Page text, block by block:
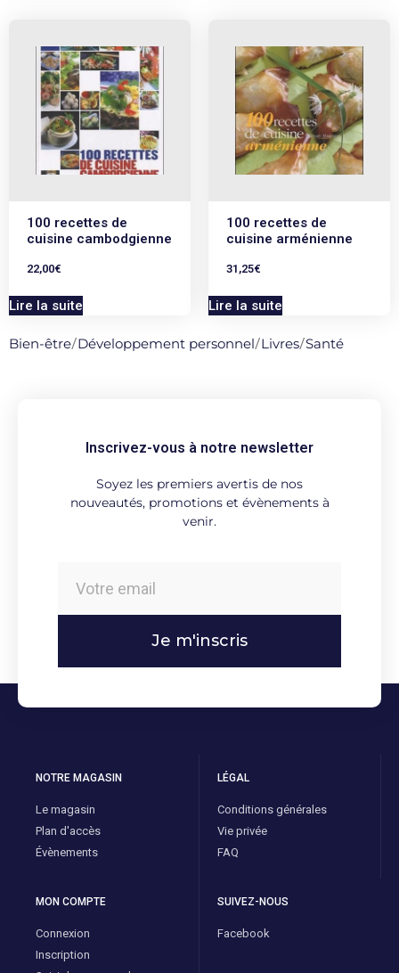
100 recettes de
cuisine cambodgienne
22,00€
Lire la suite
100 recettes de
cuisine arménienne
31,25€
Lire la suite
Bien-être/Développement personnel/Livres/Santé
Inscrivez-vous à notre newsletter
Soyez les premiers avertis de nos
nouveautés, promotions et évènements à
venir.
Je m'inscris
NOTRE MAGASIN
Le magasin
Plan d'accès
Évènements
LÉGAL
Conditions générales
Vie privée
FAQ
MON COMPTE
Connexion
Inscription
SUIVEZ-NOUS
Facebook